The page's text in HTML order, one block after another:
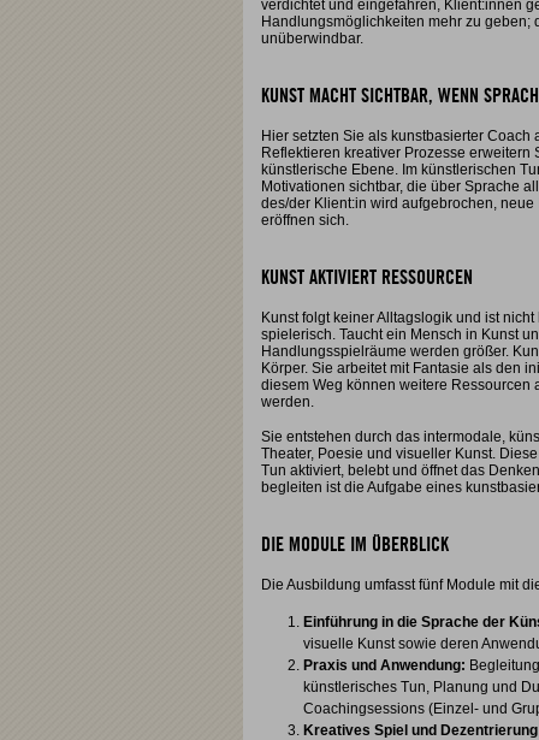
verdichtet und eingefahren, Klient:innen
Handlungsmöglichkeiten mehr zu geben;
unüberwindbar.
KUNST MACHT SICHTBAR, WENN
Hier setzten Sie als kunstbasierter
Reflektieren kreativer Prozesse
künstlerische Ebene. Im künstlerischen
Motivationen sichtbar, die über Sprache
des/der Klient:in wird aufgebrochen,
eröffnen sich.
KUNST AKTIVIERT RESSOURCEN
Kunst folgt keiner Alltagslogik und ist
spielerisch. Taucht ein Mensch in Kunst
Handlungsspielräume werden größer.
Körper. Sie arbeitet mit Fantasie als den
diesem Weg können weitere Ressourcen
werden.
Sie entstehen durch das intermodale,
Theater, Poesie und visueller Kunst.
Tun aktiviert, belebt und öffnet das
begleiten ist die Aufgabe eines
DIE MODULE IM ÜBERBLICK
Die Ausbildung umfasst fünf Module mit
Einführung in die Sprache der
visuelle Kunst sowie deren
Praxis und Anwendung:
künstlerisches Tun, Planung und
Coachingsessions (Einzel- und
Kreatives Spiel und